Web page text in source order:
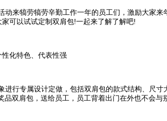
犒劳犒劳辛勤工作一年的员工们，激励大家来
可以试试定制双肩包!一起来了解了解吧!
化特色、代表性强
专属设计定做，包括双肩包的款式结构、尺寸
品双肩包，送给员工，员工背着出门在外也不会